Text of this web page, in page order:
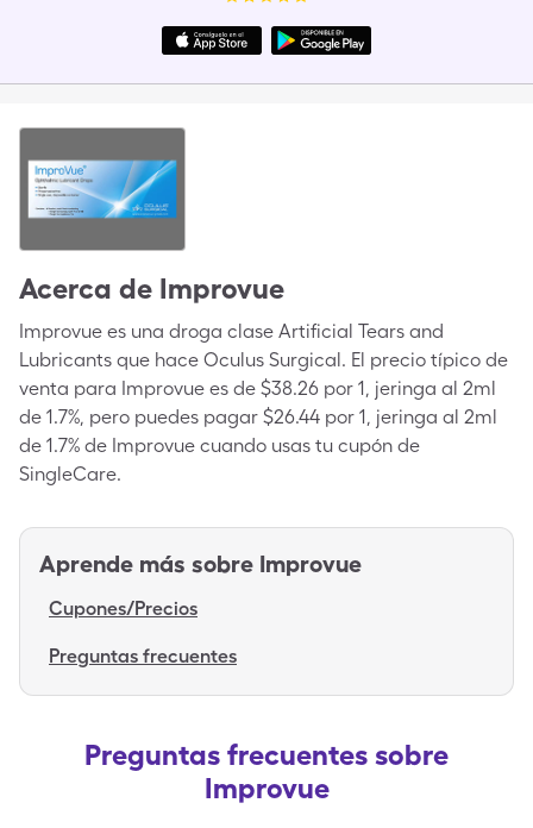
Acerca de Improvue
Improvue es una droga clase Artificial Tears and
Lubricants que hace Oculus Surgical. El precio típico de
venta para Improvue es de $38.26 por 1, jeringa al 2ml
de 1.7%, pero puedes pagar $26.44 por 1, jeringa al 2ml
de 1.7% de Improvue cuando usas tu cupón de
SingleCare.
Aprende más sobre Improvue
Cupones/Precios
Preguntas frecuentes
Preguntas frecuentes sobre
Improvue